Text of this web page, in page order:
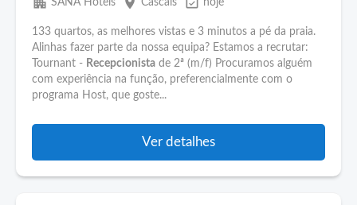
SANA Hotels Cascais hoje
133 quartos, as melhores vistas e 3 minutos a pé da praia.
Alinhas fazer parte da nossa equipa? Estamos a recrutar:
Tournant - Recepcionista de 2ª (m/f) Procuramos alguém
com experiência na função, preferencialmente com o
programa Host, que goste...
Ver detalhes